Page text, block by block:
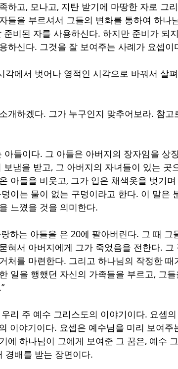
하고, 모나고, 지탄 받기에 마땅한 자로 그
들을 부르셔서 그들의 변화를 통하여 하나
비된 자를 사용하신다. 하지만 준비가 되
하신다. 그것을 잘 보여주는 사례가 요셉이
각에서 벗어나 영적인 시각으로 바꿔서 살
개하겠다. 그가 누구인지 맞추어보라. 참고
아들이다. 그 아들은 아버지의 장자임을 상
냄을 받고, 그 아버지의 자녀들이 있는 곳
아들을 비웃고, 그가 입은 채색옷을 벗기
이는 물이 없는 구덩이라고 한다. 이 말은
느꼈을 것을 의미한다.
하는 아들을 은 20에 팔아버린다. 그 때 그
혀서 아버지에게 그가 죽었음을 전한다. 그
처를 마련한다. 그리고 하나님의 작정한 때
일을 행했던 자신의 가족들을 부르고, 그
리 주 예수 그리스도의 이야기이다. 요셉
이야기이다. 요셉은 예수님을 미리 보여주
에 하나님이 그에게 보여준 그 꿈은, 예수
경배를 받는 장면이다.